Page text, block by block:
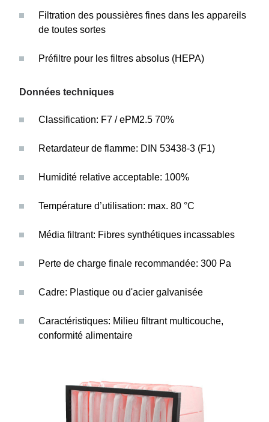
Filtration des poussières fines dans les appareils
de toutes sortes
Préfiltre pour les filtres absolus (HEPA)
Données techniques
Classification: F7 / ePM2.5 70%
Retardateur de flamme: DIN 53438-3 (F1)
Humidité relative acceptable: 100%
Température d’utilisation: max. 80 °C
Média filtrant: Fibres synthétiques incassables
Perte de charge finale recommandée: 300 Pa
Cadre: Plastique ou d'acier galvanisée
Caractéristiques: Milieu filtrant multicouche,
conformité alimentaire